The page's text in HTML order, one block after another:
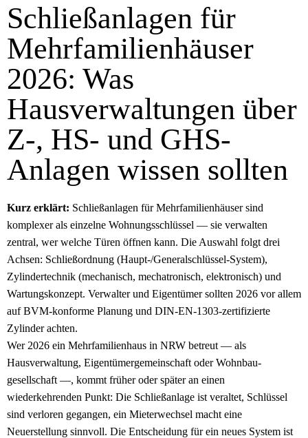
Schließanlagen für
Mehrfamilienhäuser
2026: Was
Hausverwaltungen über
Z-, HS- und GHS-
Anlagen wissen sollten
Kurz erklärt: Schließ­anlagen für Mehrfamilien­häuser sind
komplexer als einzelne Wohnungs­schlüssel — sie verwalten
zentral, wer welche Türen öffnen kann. Die Auswahl folgt drei
Achsen: Schließordnung (Haupt-/Generalschlüssel-System),
Zylinder­technik (mechanisch, mechatronisch, elektronisch) und
Wartungs­konzept. Verwalter und Eigentümer sollten 2026 vor allem
auf BVM-konforme Planung und DIN-EN-1303-zertifizierte
Zylinder achten.
Wer 2026 ein Mehrfamilienhaus in NRW betreut — als
Hausverwaltung, Eigentümer­gemeinschaft oder Wohnbau­
gesellschaft —, kommt früher oder später an einen
wiederkehrenden Punkt: Die Schließ­anlage ist veraltet, Schlüssel
sind verloren gegangen, ein Mieterwechsel macht eine
Neuerstellung sinnvoll. Die Entscheidung für ein neues System ist